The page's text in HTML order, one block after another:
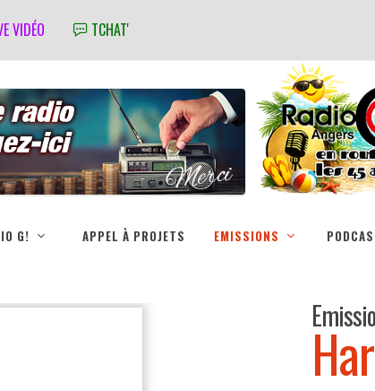
VIDÉO TCHAT'
G! APPEL À PROJETS EMISSIONS